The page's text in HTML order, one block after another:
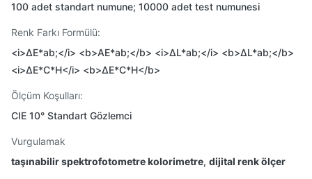
100 adet standart numune; 10000 adet test numunesi
Renk Farkı Formülü:
<i>ΔE*ab;</i> <b>AE*ab;</b> <i>ΔL*ab;</i> <b>ΔL*ab;</b>
<i>ΔE*C*H</i> <b>ΔE*C*H</b>
Ölçüm Koşulları:
CIE 10° Standart Gözlemci
Vurgulamak
taşınabilir spektrofotometre kolorimetre, dijital renk ölçer